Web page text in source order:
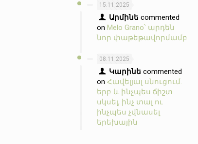
15.11.2025
Արմինե commented
onMelo Grano՝ արդեն
նոր փաթեթավորմամբ
08.11.2025
Կարինե commented
onՀավելյալ սնուցում.
երբ և ինչպես ճիշտ
սկսել, ինչ տալ ու
ինչպես չվնասել
երեխային